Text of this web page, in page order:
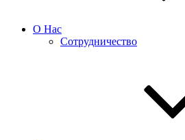
О Нас
Сотрудничество